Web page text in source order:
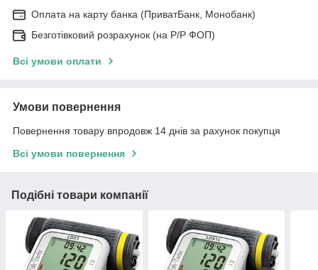
Оплата на карту банка (ПриватБанк, Монобанк)
Безготівковий розрахунок (на Р/Р ФОП)
Всі умови оплати
Умови повернення
Повернення товару впродовж 14 днів за рахунок покупця
Всі умови повернення
Подібні товари компанії